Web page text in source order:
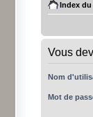
Index
Vous
Nom
Mot de